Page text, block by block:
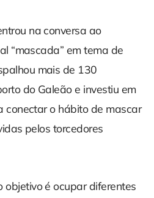
na conversa ao
“mascada” em tema de
mais de 130
do Galeão e investiu em
conectar o hábito de mascar
pelos torcedores
objetivo é ocupar diferentes